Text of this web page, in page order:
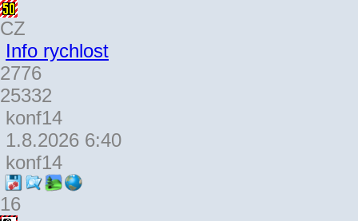
CZ
Info rychlost
2776
25332
konf14
1.8.2026 6:40
konf14
16